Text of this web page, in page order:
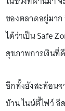
ของตลาดอยู่มาก
ได้ว่าเป็น Safe
สุขภาพการเงินที่
อีกทั้งยังสะท้อนจ
บ้าน ไนน์ตี้ไฟว์ อี